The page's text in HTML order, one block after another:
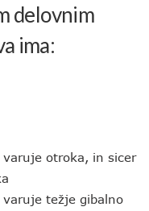
delovnim
ima:
otroka, in sicer
težje gibalno